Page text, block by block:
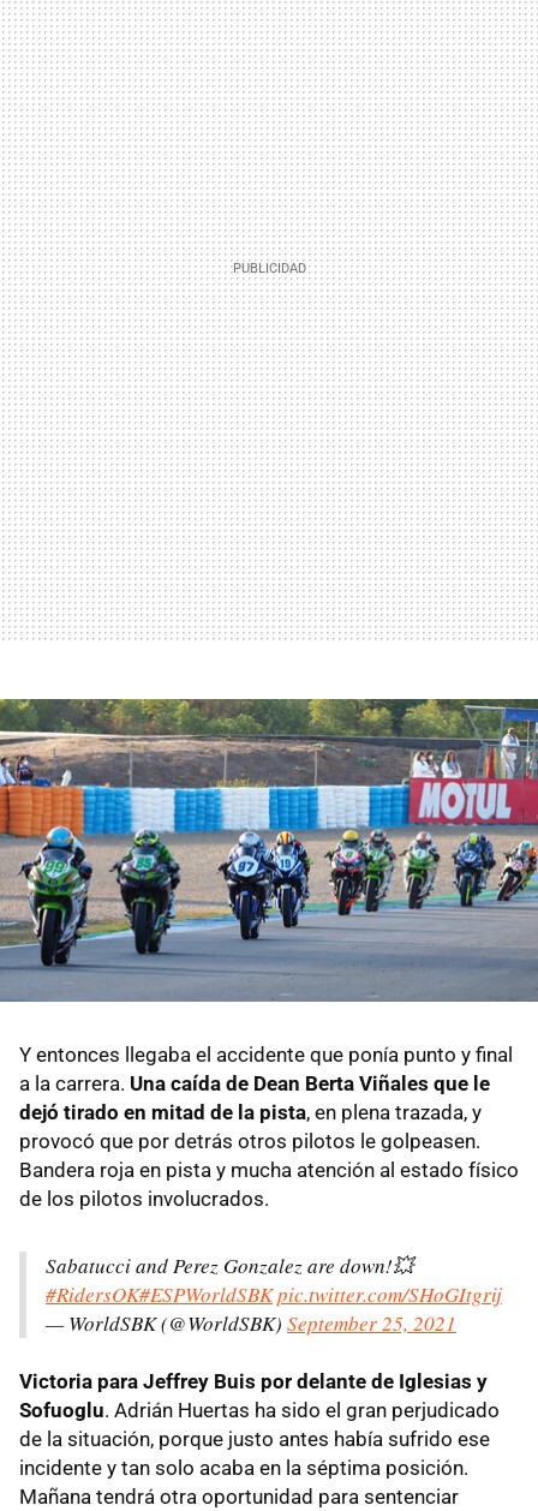
Y entonces llegaba el accidente que ponía punto y final
a la carrera. Una caída de Dean Berta Viñales que le
dejó tirado en mitad de la pista, en plena trazada, y
provocó que por detrás otros pilotos le golpeasen.
Bandera roja en pista y mucha atención al estado físico
de los pilotos involucrados.
Sabatucci and Perez Gonzalez are down!💥
#RidersOK#ESPWorldSBKpic.twitter.com/SHoGItgrij
— WorldSBK (@WorldSBK) September 25, 2021
Victoria para Jeffrey Buis por delante de Iglesias y
Sofuoglu. Adrián Huertas ha sido el gran perjudicado
de la situación, porque justo antes había sufrido ese
incidente y tan solo acaba en la séptima posición.
Mañana tendrá otra oportunidad para sentenciar